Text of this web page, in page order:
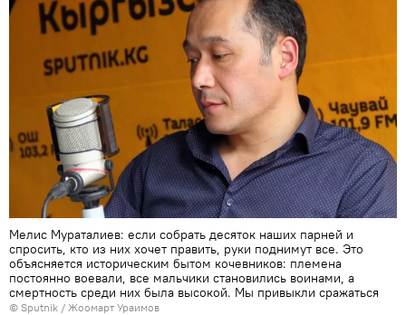
Мелис Мураталиев: если собрать десяток наших парней и
спросить, кто из них хочет править, руки поднимут все. Это
объясняется историческим бытом кочевников: племена
постоянно воевали, все мальчики становились воинами, а
смертность среди них была высокой. Мы привыкли сражаться
© Sputnik / Жоомарт Ураимов